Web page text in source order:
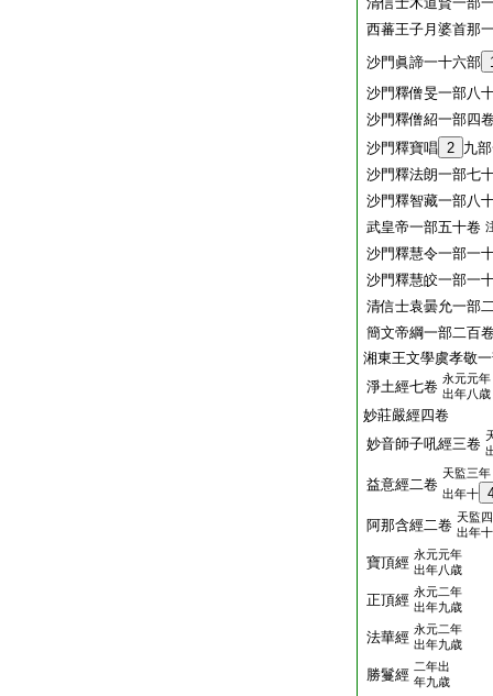
西蕃王子月婆首那
沙門眞諦一十六部
沙門釋僧旻一部八
沙門釋僧紹一部四
沙門釋寶唱 2 九
沙門釋法朗一部七
沙門釋智藏一部八
武皇帝一部五十卷
沙門釋慧令一部一
沙門釋慧皎一部一
清信士袁曇允一部
簡文帝綱一部二百
湘東王文學虞孝敬
淨土經七卷 永元元年
出年八歳
妙莊嚴經四卷
妙音師子吼經三卷
益意經二卷
天監三年
出年十
阿那含經二卷 天監
出年
寶頂經 永元元年
出年八歳
正頂經 永元二年
出年九歳
法華經 永元二年
出年九歳
勝鬘經 二年出
年九歳